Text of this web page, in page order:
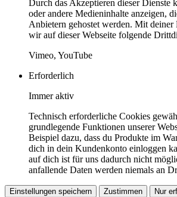
Durch das Akzeptieren dieser Dienste
oder andere Medieninhalte anzeigen,
Anbietern gehostet werden. Mit
wir auf dieser Webseite folgende
Vimeo, YouTube
Erforderlich
Immer aktiv
Technisch erforderliche Cookies
grundlegende Funktionen unserer
Beispiel dazu, dass du Produkte im
dich in dein Kundenkonto einloggen
auf dich ist für uns dadurch nicht
anfallende Daten werden niemals an
Einstellungen speichern Zustimmen Nur